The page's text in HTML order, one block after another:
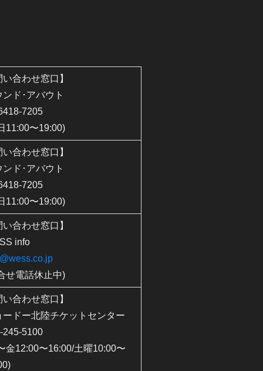
い合わせ窓口】
ンド･アバウト
7205
11:00〜19:00)
い合わせ窓口】
ンド･アバウト
7205
11:00〜19:00)
い合わせ窓口】
info
せ電話休止中)
い合わせ窓口】
ードー北陸チケットセンター
245-5100
金12:00〜16:00/土曜10:00〜